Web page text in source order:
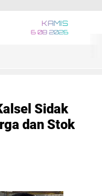
KAMIS
6 08 2026
Sidak
dan Stok